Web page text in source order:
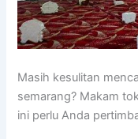
Masih kesulitan
semarang? Makam
ini perlu Anda